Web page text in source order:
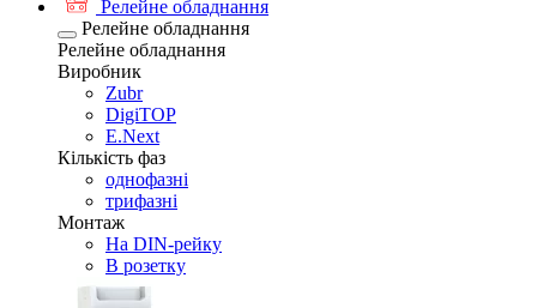
Релейне обладнання
Релейне обладнання
Релейне обладнання
Виробник
Zubr
DigiTOP
E.Next
Кількість фаз
однофазні
трифазні
Монтаж
На DIN-рейку
В розетку